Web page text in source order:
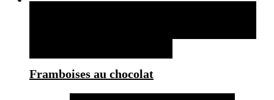
Framboises au chocolat